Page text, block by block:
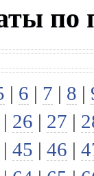
по
| 6 | 7 | 8 |
| 26 | 27 |
| 45 | 46 |